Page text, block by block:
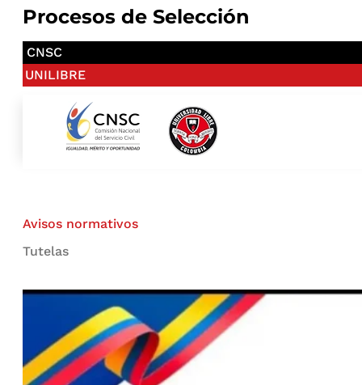
Procesos de Selección
CNSC
UNILIBRE
Avisos normativos
Tutelas